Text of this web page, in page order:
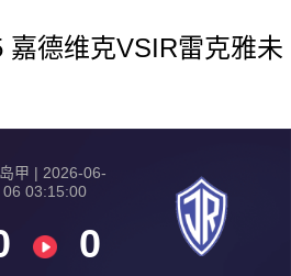
嘉德维克VSIR雷克雅未
甲 | 2026-06-
06 03:15:00
0